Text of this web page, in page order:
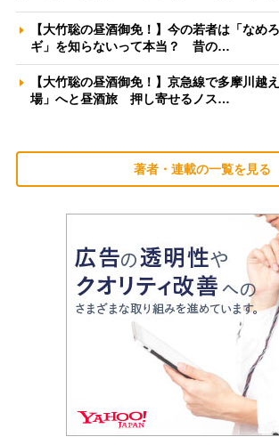
【大竹聡の昼酒御免！】今の若者は「なめ
ギ」を知らないって本当？ 昔の…
【大竹聡の昼酒御免！】京急線で多摩川越
場」へと昼酒旅 押し寄せるノス…
著者・連載の一覧を見る